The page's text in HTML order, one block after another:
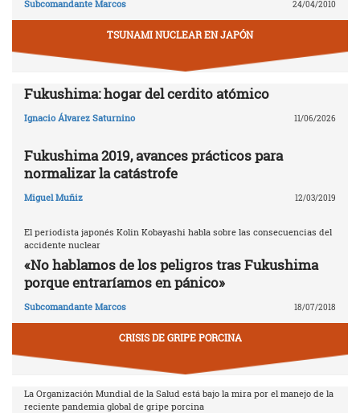
Subcomandante Marcos 24/04/2010
TSUNAMI NUCLEAR EN JAPÓN
Fukushima: hogar del cerdito atómico
Ignacio Álvarez Saturnino 11/06/2026
Fukushima 2019, avances prácticos para
normalizar la catástrofe
Miguel Muñiz 12/03/2019
El periodista japonés Kolin Kobayashi habla sobre las consecuencias del
accidente nuclear
«No hablamos de los peligros tras Fukushima
porque entraríamos en pánico»
Subcomandante Marcos 18/07/2018
CRISIS DE GRIPE PORCINA
La Organización Mundial de la Salud está bajo la mira por el manejo de la
reciente pandemia global de gripe porcina